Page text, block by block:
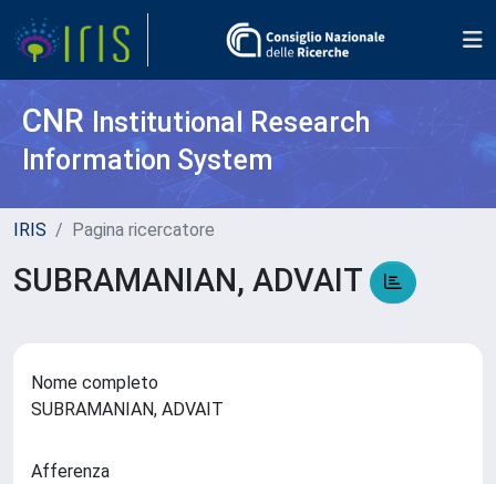
CNR Institutional Research
Information System
IRIS Pagina ricercatore
SUBRAMANIAN, ADVAIT
Nome completo
SUBRAMANIAN, ADVAIT
Afferenza